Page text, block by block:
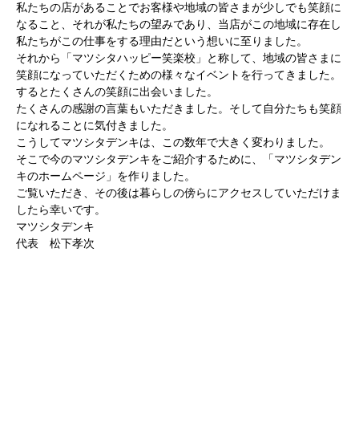
私たちの店があることでお客様や地域の皆さまが少しでも笑顔に
なること、それが私たちの望みであり、当店がこの地域に存在し
私たちがこの仕事をする理由だという想いに至りました。
それから「マツシタハッピー笑楽校」と称して、地域の皆さまに
笑顔になっていただくための様々なイベントを行ってきました。
するとたくさんの笑顔に出会いました。
たくさんの感謝の言葉もいただきました。そして自分たちも笑顔
になれることに気付きました。
こうしてマツシタデンキは、この数年で大きく変わりました。
そこで今のマツシタデンキをご紹介するために、「マツシタデン
キのホームページ」を作りました。
ご覧いただき、その後は暮らしの傍らにアクセスしていただけま
したら幸いです。
マツシタデンキ
代表 松下孝次